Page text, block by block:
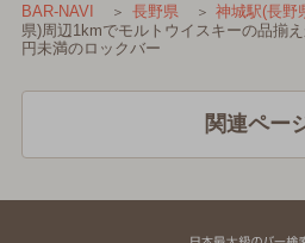
BAR-NAVI 長野県 神城駅(長野
県)周辺1kmでモルトウイスキーの品揃
円未満のロックバー
関連ペー